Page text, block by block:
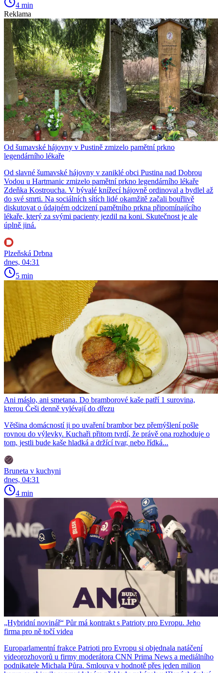
4 min
Reklama
Od šumavské hájovny v Pustině zmizelo pamětní prkno
legendárního lékaře
Od slavné šumavské hájovny v zaniklé obci Pustina nad Dobrou
Vodou u Hartmanic zmizelo pamětní prkno legendárního lékaře
Zdeňka Kostroucha. V bývalé knížecí hájovně ordinoval a bydlel až
do své smrti. Na sociálních sítích lidé okamžitě začali bouřlivě
diskutovat o údajném odcizení pamětního prkna připomínajícího
lékaře, který za svými pacienty jezdil na koni. Skutečnost je ale
úplně jiná.
Plzeňská Drbna
dnes, 04:31
5 min
Ani máslo, ani smetana. Do bramborové kaše patří 1 surovina,
kterou Češi denně vylévají do dřezu
Většina domácností ji po uvaření brambor bez přemýšlení pošle
rovnou do výlevky. Kuchaři přitom tvrdí, že právě ona rozhoduje o
tom, jestli bude kaše hladká a držící tvar, nebo řídká...
Bruneta v kuchyni
dnes, 04:31
4 min
„Hybridní novinář“ Půr má kontrakt s Patrioty pro Evropu. Jeho
firma pro ně točí videa
Europarlamentní frakce Patrioti pro Evropu si objednala natáčení
videorozhovorů u firmy moderátora CNN Prima News a mediálního
podnikatele Michala Půra. Smlouva v hodnotě přes jeden milion